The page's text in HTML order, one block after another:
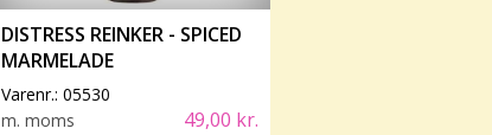
DISTRESS REINKER - SPICED
MARMELADE
Varenr.:05530
m. moms
49,00 kr.